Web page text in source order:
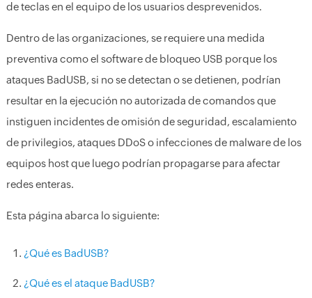
de teclas en el equipo de los usuarios desprevenidos.
Dentro de las organizaciones, se requiere una medida
preventiva como el software de bloqueo USB porque los
ataques BadUSB, si no se detectan o se detienen, podrían
resultar en la ejecución no autorizada de comandos que
instiguen incidentes de omisión de seguridad, escalamiento
de privilegios, ataques DDoS o infecciones de malware de los
equipos host que luego podrían propagarse para afectar
redes enteras.
Esta página abarca lo siguiente:
¿Qué es BadUSB?
¿Qué es el ataque BadUSB?